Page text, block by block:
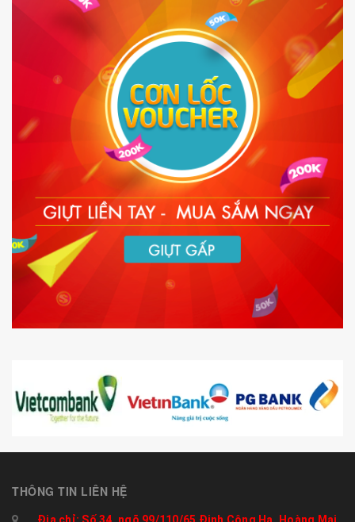
THÔNG TIN LIÊN HỆ
Địa chỉ: Số 34, ngõ 99/110/65 Định Công Hạ, Hoàng Mai,